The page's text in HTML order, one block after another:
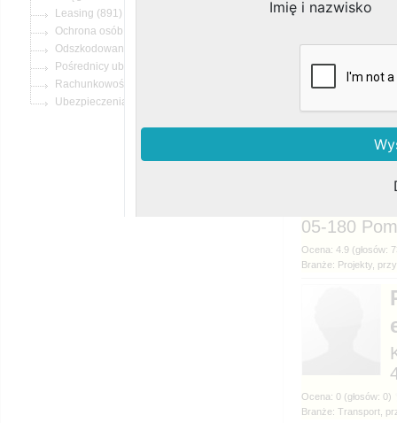
(891)
05-180
Branże: Projekty,
Branże: Transport,